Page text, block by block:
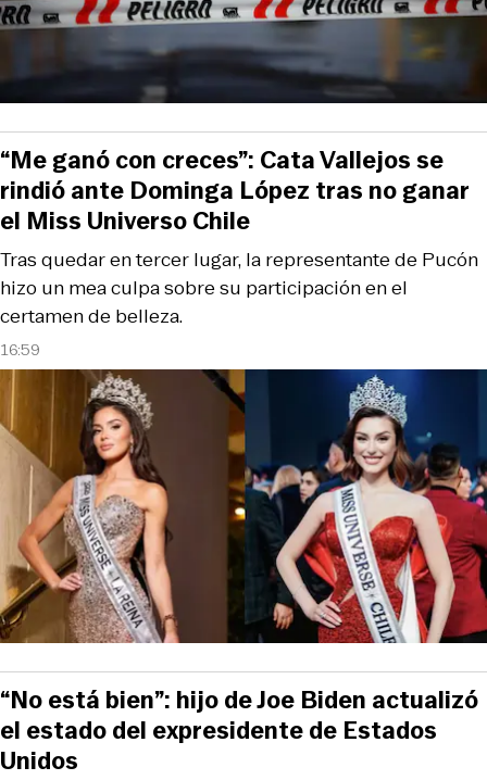
16:59
Tras quedar en tercer lugar, la representante de Pucón
hizo un mea culpa sobre su participación en el
certamen de belleza.
“Me ganó con creces”: Cata Vallejos se
rindió ante Dominga López tras no ganar
el Miss Universo Chile
“No está bien”: hijo de Joe Biden actualizó
el estado del expresidente de Estados
Unidos